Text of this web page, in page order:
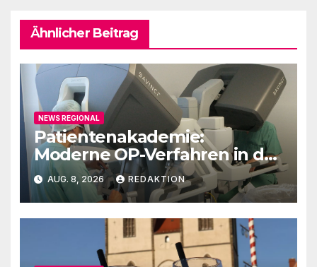
Ähnlicher Beitrag
NEWS REGIONAL
Patientenakademie:
Moderne OP-Verfahren in der
Urologie
AUG. 8, 2026 REDAKTION